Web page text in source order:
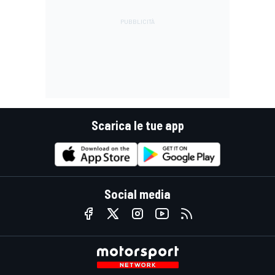
Scarica le tue app
Social media